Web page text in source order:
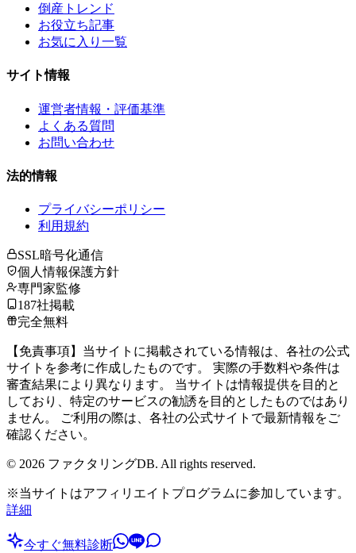
倒産トレンド
お役立ち記事
お気に入り一覧
サイト情報
運営者情報・評価基準
よくある質問
お問い合わせ
法的情報
プライバシーポリシー
利用規約
SSL暗号化通信
個人情報保護方針
専門家監修
187社掲載
完全無料
【免責事項】当サイトに掲載されている情報は、各社の公式
サイトを参考に作成したものです。 実際の手数料や条件は
審査結果により異なります。 当サイトは情報提供を目的と
しており、特定のサービスの勧誘を目的としたものではあり
ません。 ご利用の際は、各社の公式サイトで最新情報をご
確認ください。
© 2026 ファクタリングDB. All rights reserved.
※当サイトはアフィリエイトプログラムに参加しています。
詳細
今すぐ無料診断